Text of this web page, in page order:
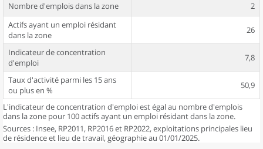
Nombre d'emplois dans la zone
2
Actifs ayant un emploi résidant
dans la zone
26
Indicateur de concentration
d'emploi
7,8
Taux d'activité parmi les 15 ans
ou plus en %
50,9
L'indicateur de concentration d'emploi est égal au nombre d'emplois
dans la zone pour 100 actifs ayant un emploi résidant dans la zone.
Sources : Insee, RP2011, RP2016 et RP2022, exploitations principales lieu
de résidence et lieu de travail, géographie au 01/01/2025.